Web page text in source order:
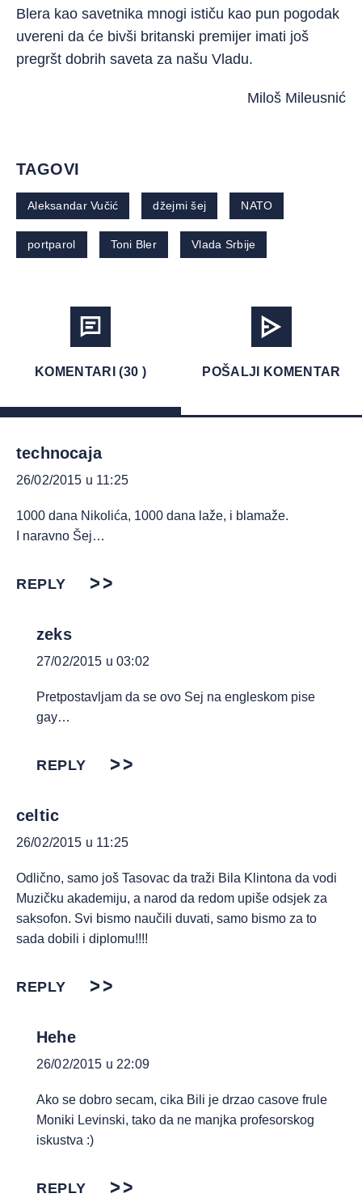
Blera kao savetnika mnogi ističu kao pun pogodak
uvereni da će bivši britanski premijer imati još
pregršt dobrih saveta za našu Vladu.
Miloš Mileusnić
TAGOVI
Aleksandar Vučić džejmi šej NATO
portparol Toni Bler Vlada Srbije
KOMENTARI (30 ) POŠALJI KOMENTAR
technocaja
26/02/2015 u 11:25
1000 dana Nikolića, 1000 dana laže, i blamaže.
I naravno Šej…
REPLY
zeks
27/02/2015 u 03:02
Pretpostavljam da se ovo Sej na engleskom pise
gay…
REPLY
celtic
26/02/2015 u 11:25
Odlično, samo još Tasovac da traži Bila Klintona da vodi
Muzičku akademiju, a narod da redom upiše odsjek za
saksofon. Svi bismo naučili duvati, samo bismo za to
sada dobili i diplomu!!!!
REPLY
Hehe
26/02/2015 u 22:09
Ako se dobro secam, cika Bili je drzao casove frule
Moniki Levinski, tako da ne manjka profesorskog
iskustva :)
REPLY